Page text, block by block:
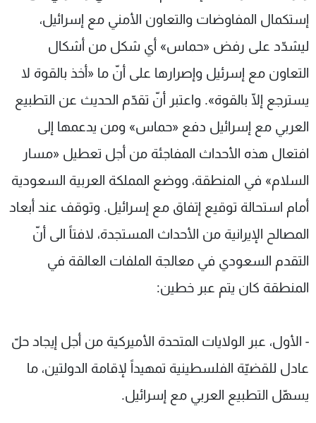
إستكمال المفاوضات والتعاون الأمني مع إسرائيل،
ليشدّد على رفض «حماس» أي شكل من أشكال
التعاون مع إسرئيل وإصرارها على أنّ ما «أخذ بالقوة لا
يسترجع إلّا بالقوة». واعتبر أنّ تقدّم الحديث عن التطبيع
العربي مع إسرائيل دفع «حماس» ومن يدعمها إلى
افتعال هذه الأحداث المفاجئة من أجل تعطيل «مسار
السلام» في المنطقة، ووضع المملكة العربية السعودية
أمام استحالة توقيع إتفاق مع إسرائيل. وتوقف عند أبعاد
المصالح الإيرانية من الأحداث المستجدة، لافتاً الى أنّ
التقدم السعودي في معالجة الملفات العالقة في
المنطقة كان يتم عبر خطين:
- الأول، عبر الولايات المتحدة الأميركية من أجل إيجاد حلّ
عادل للقضيّة الفلسطينية تمهيداً لإقامة الدولتين، ما
يسهّل التطبيع العربي مع إسرائيل.